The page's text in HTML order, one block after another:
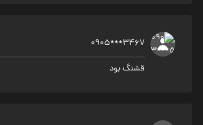
0905***3467
قشنگ بود